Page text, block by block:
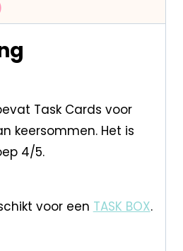
Task Cards voor
keersommen. Het is
4/5.
voor een TASK BOX.